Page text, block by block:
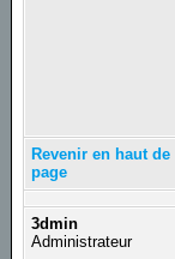
Revenir en haut de
page
3dmin
Administrateur